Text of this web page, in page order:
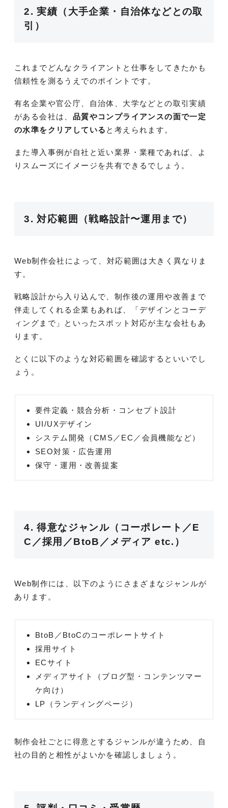
2. 実績（大手企業・自治体などとの取
引）
これまでどんなクライアントと仕事をしてきたかも
信頼性を測るうえでのポイントです。
有名企業や官公庁、自治体、大学などとの取引実績
がある会社は、 品質やコンプライアンスの面で一定
の水準をクリアしている と考えられます。
また導入事例が自社と近い業界・業種であれば、よ
りスムーズにイメージを共有できるでしょう。
3. 対応範囲（戦略設計〜運用まで）
Web制作会社によって、対応範囲は大きく異なりま
す。
戦略設計から入り込んで、制作後の運用や改善まで
伴走してくれる企業もあれば、「デザインとコーデ
ィングまで」といったスポット対応が主な会社もあ
ります。
とくに以下のような対応範囲を確認するといいでし
ょう。
要件定義・競合分析・コンセプト設計
UI/UXデザイン
システム開発（CMS／EC／会員機能など）
SEO対策・広告運用
保守・運用・改善提案
4. 得意なジャンル（コーポレート／E
C／採用／BtoB／メディア etc.）
Web制作には、以下のようにさまざまなジャンルが
あります。
BtoB／BtoCのコーポレートサイト
採用サイト
ECサイト
メディアサイト（ブログ型・コンテンツマー
ケ向け）
LP（ランディングページ）
制作会社ごとに得意とするジャンルが違うため、自
社の目的と相性がよいかを確認しましょう。